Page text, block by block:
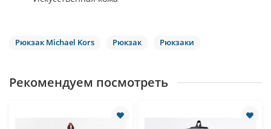
Рюкзак Michael Kors Рюкзак Рюкзаки
Рекомендуем посмотреть